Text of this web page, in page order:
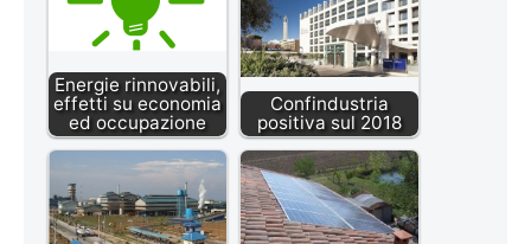
Energie rinnovabili,
effetti su economia
ed occupazione
Confindustria
positiva sul 2018